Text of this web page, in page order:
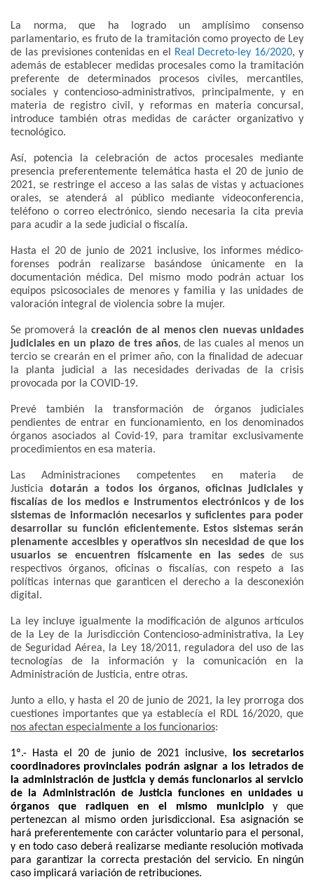
La norma, que ha logrado un amplísimo consenso
parlamentario, es fruto de la tramitación como proyecto de Ley
de las previsiones contenidas en el Real Decreto-ley 16/2020, y
además de establecer medidas procesales como la tramitación
preferente de determinados procesos civiles, mercantiles,
sociales y contencioso-administrativos, principalmente, y en
materia de registro civil, y reformas en materia concursal,
introduce también otras medidas de carácter organizativo y
tecnológico.
Así, potencia la celebración de actos procesales mediante
presencia preferentemente telemática hasta el 20 de junio de
2021, se restringe el acceso a las salas de vistas y actuaciones
orales, se atenderá al público mediante videoconferencia,
teléfono o correo electrónico, siendo necesaria la cita previa
para acudir a la sede judicial o fiscalía.
Hasta el 20 de junio de 2021 inclusive, los informes médico-
forenses podrán realizarse basándose únicamente en la
documentación médica. Del mismo modo podrán actuar los
equipos psicosociales de menores y familia y las unidades de
valoración integral de violencia sobre la mujer.
Se promoverá lacreación de al menos cien nuevas unidades
judiciales en un plazo de tres años, de las cuales al menos un
tercio se crearán en el primer año, con la finalidad de adecuar
la planta judicial a las necesidades derivadas de la crisis
provocada por la COVID-19.
Prevé también la transformación de órganos judiciales
pendientes de entrar en funcionamiento, en los denominados
órganos asociados al Covid-19, para tramitar exclusivamente
procedimientos en esa materia.
Las Administraciones competentes en materia de
Justicia dotarán a todos los órganos, oficinas judiciales y
fiscalías de los medios e instrumentos electrónicos y de los
sistemas de información necesarios y suficientes para poder
desarrollar su función eficientemente. Estos sistemas serán
plenamente accesibles y operativos sin necesidad de que los
usuarios se encuentren físicamente en las sedesde sus
respectivos órganos, oficinas o fiscalías, con respeto a las
políticas internas que garanticen el derecho a la desconexión
digital.
La ley incluye igualmente la modificación de algunos artículos
de la Ley de la Jurisdicción Contencioso-administrativa, la Ley
de Seguridad Aérea, la Ley 18/2011, reguladora del uso de las
tecnologías de la información y la comunicación en la
Administración de Justicia, entre otras.
Junto a ello, y hasta el 20 de junio de 2021, la ley prorroga dos
cuestiones importantes que ya establecía el RDL 16/2020, que
nos afectan especialmente a los funcionarios:
1º.- Hasta el 20 de junio de 2021 inclusive, los secretarios
coordinadores provinciales podrán asignar a los letrados de
la administración de justicia y demás funcionarios al servicio
de la Administración de Justicia funciones en unidades u
órganos que radiquen en el mismo municipio y que
pertenezcan al mismo orden jurisdiccional. Esa asignación se
hará preferentemente con carácter voluntario para el personal,
y en todo caso deberá realizarse mediante resolución motivada
para garantizar la correcta prestación del servicio. En ningún
caso implicará variación de retribuciones.